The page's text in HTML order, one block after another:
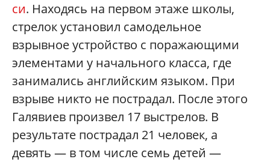
си. Находясь на первом этаже школы,
стрелок установил самодельное
взрывное устройство с поражающими
элементами у начального класса, где
занимались английским языком. При
взрыве никто не пострадал. После этого
Галявиев произвел 17 выстрелов. В
результате пострадал 21 человек, а
девять — в том числе семь детей —